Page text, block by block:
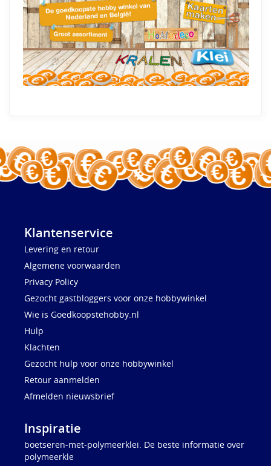
Klantenservice
Levering en retour
Algemene voorwaarden
Privacy Policy
Gezocht gastbloggers voor onze hobbywinkel
Wie is Goedkoopstehobby.nl
Hulp
Klachten
Gezocht hulp voor onze hobbywinkel
Retour aanmelden
Afmelden nieuwsbrief
Inspiratie
boetseren-met-polymeerklei. De beste informatie over
polymeerkle